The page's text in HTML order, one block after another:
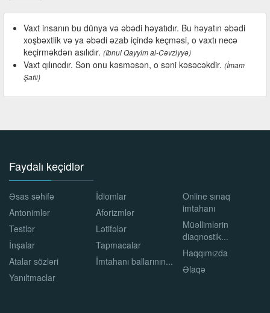
Vaxt insanın bu dünya və əbədi həyatıdır. Bu həyatın əbədi
xoşbəxtlik və ya əbədi əzab içində keçməsi, o vaxtı necə
keçirməkdən asılıdır. (Ibnul Qayyim al-Cəvziyyə)
Vaxt qılıncdır. Sən onu kəsməsən, o səni kəsəcəkdir. (İmam
Şafii)
Faydalı keçidlər
Əsas səhifə
Antonimlər
Testlər
İnşalar
Atalar sözləri
Yanıltmaclar
İdiomlar
Aforizmlər
Lətifələr
Tapmacalar
İmtahanı ballarının...
Online sınaq
imtahanı
Müəllimlərin
diaqnostik...
Haqqımızda
Əlaqə